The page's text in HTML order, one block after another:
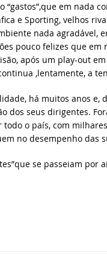
em nada
e Sporting, velhos
nada agradável,
pouco felizes que
após um play-out
,lentamente, a
há muitos anos e,
dos seus dirigentes.
o país, com
no desempenho das
se passeiam por